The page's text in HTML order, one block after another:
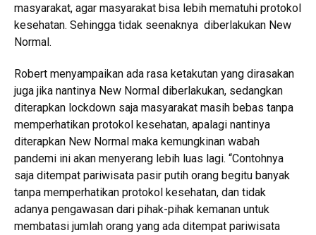
masyarakat, agar masyarakat bisa lebih mematuhi protokol
kesehatan. Sehingga tidak seenaknya diberlakukan New
Normal.
Robert menyampaikan ada rasa ketakutan yang dirasakan
juga jika nantinya New Normal diberlakukan, sedangkan
diterapkan lockdown saja masyarakat masih bebas tanpa
memperhatikan protokol kesehatan, apalagi nantinya
diterapkan New Normal maka kemungkinan wabah
pandemi ini akan menyerang lebih luas lagi. “Contohnya
saja ditempat pariwisata pasir putih orang begitu banyak
tanpa memperhatikan protokol kesehatan, dan tidak
adanya pengawasan dari pihak-pihak kemanan untuk
membatasi jumlah orang yang ada ditempat pariwisata